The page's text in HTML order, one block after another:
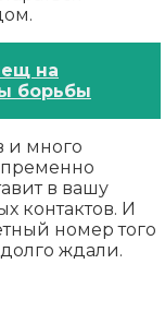
на
борьбы
и много
в вашу
контактов. И
номер того
ждали.